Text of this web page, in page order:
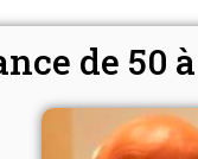
de 50